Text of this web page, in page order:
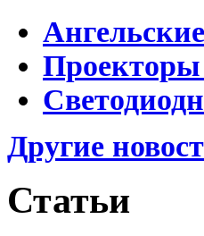
Проекторы
Другие
Статьи